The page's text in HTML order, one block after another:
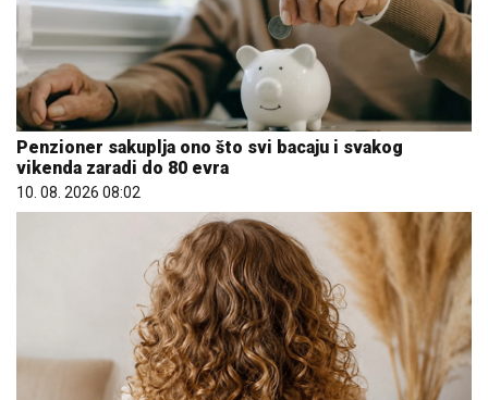
Penzioner sakuplja ono što svi bacaju i svakog
vikenda zaradi do 80 evra
10. 08. 2026 08:02